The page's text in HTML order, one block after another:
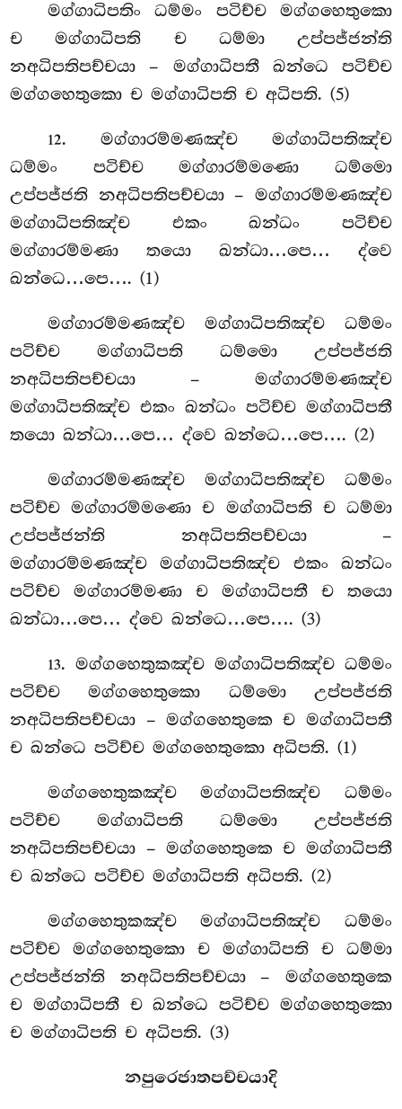
මග්ගාධිපතිංධම්මං පටිච්ච මග්ගහෙතුකො
ච මග්ගාධිපති ච ධම්මා උප්පජ්ජන්ති
නඅධිපතිපච්චයා – මග්ගාධිපතී ඛන්ධෙ පටිච්ච
මග්ගහෙතුකො ච මග්ගාධිපති ච අධිපති. (5)
12. මග්ගාරම්මණඤ්ච මග්ගාධිපතිඤ්ච
ධම්මං පටිච්ච මග්ගාරම්මණො ධම්මො
උප්පජ්ජති නඅධිපතිපච්චයා – මග්ගාරම්මණඤ්ච
මග්ගාධිපතිඤ්ච එකං ඛන්ධං පටිච්ච
මග්ගාරම්මණා තයො ඛන්ධා…පෙ… ද්වෙ
ඛන්ධෙ…පෙ…. (1)
මග්ගාරම්මණඤ්ච මග්ගාධිපතිඤ්ච ධම්මං
පටිච්ච මග්ගාධිපති ධම්මො උප්පජ්ජති
නඅධිපතිපච්චයා – මග්ගාරම්මණඤ්ච
මග්ගාධිපතිඤ්ච එකං ඛන්ධං පටිච්ච මග්ගාධිපතී
තයො ඛන්ධා…පෙ… ද්වෙ ඛන්ධෙ…පෙ…. (2)
මග්ගාරම්මණඤ්ච මග්ගාධිපතිඤ්ච ධම්මං
පටිච්ච මග්ගාරම්මණො ච මග්ගාධිපති ච ධම්මා
උප්පජ්ජන්ති නඅධිපතිපච්චයා –
මග්ගාරම්මණඤ්ච මග්ගාධිපතිඤ්ච එකං ඛන්ධං
පටිච්ච මග්ගාරම්මණා ච මග්ගාධිපතී ච තයො
ඛන්ධා…පෙ… ද්වෙ ඛන්ධෙ…පෙ…. (3)
13. මග්ගහෙතුකඤ්ච මග්ගාධිපතිඤ්ච ධම්මං
පටිච්ච මග්ගහෙතුකො ධම්මො උප්පජ්ජති
නඅධිපතිපච්චයා – මග්ගහෙතුකෙ ච මග්ගාධිපතී
ච ඛන්ධෙ පටිච්ච මග්ගහෙතුකො අධිපති. (1)
මග්ගහෙතුකඤ්ච මග්ගාධිපතිඤ්ච ධම්මං
පටිච්ච මග්ගාධිපති ධම්මො උප්පජ්ජති
නඅධිපතිපච්චයා – මග්ගහෙතුකෙ ච මග්ගාධිපතී
ච ඛන්ධෙ පටිච්ච මග්ගාධිපති අධිපති. (2)
මග්ගහෙතුකඤ්චමග්ගාධිපතිඤ්ච ධම්මං
පටිච්ච මග්ගහෙතුකො ච මග්ගාධිපති ච ධම්මා
උප්පජ්ජන්ති නඅධිපතිපච්චයා – මග්ගහෙතුකෙ
ච මග්ගාධිපතී ච ඛන්ධෙ පටිච්ච මග්ගහෙතුකො
ච මග්ගාධිපති ච අධිපති. (3)
නපුරෙජාතපච්චයාදි